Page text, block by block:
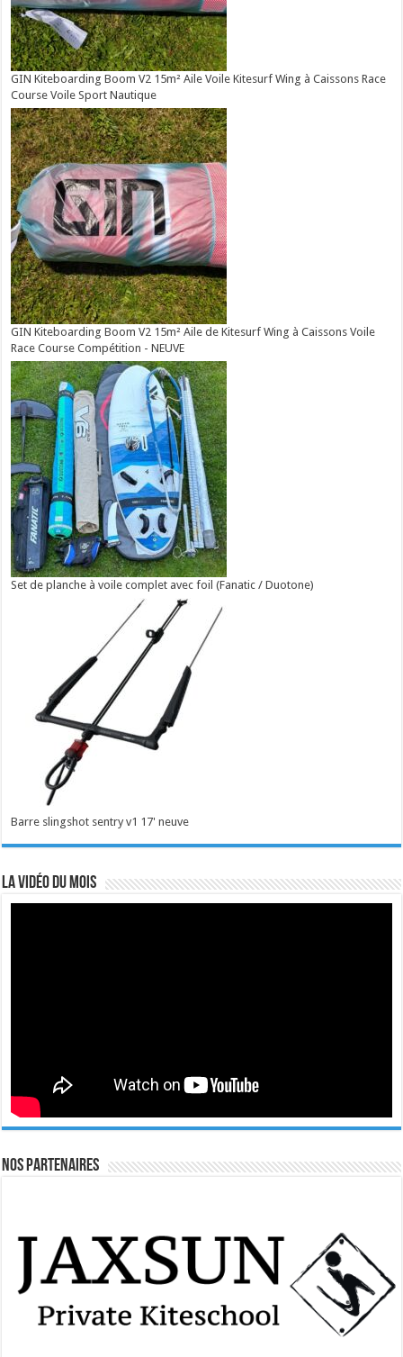
GIN Kiteboarding Boom V2 15m² Aile Voile Kitesurf Wing à Caissons Race
Course Voile Sport Nautique
GIN Kiteboarding Boom V2 15m² Aile de Kitesurf Wing à Caissons Voile
Race Course Compétition - NEUVE
Set de planche à voile complet avec foil (Fanatic / Duotone)
Barre slingshot sentry v1 17' neuve
La vidéo du mois
Nos Partenaires